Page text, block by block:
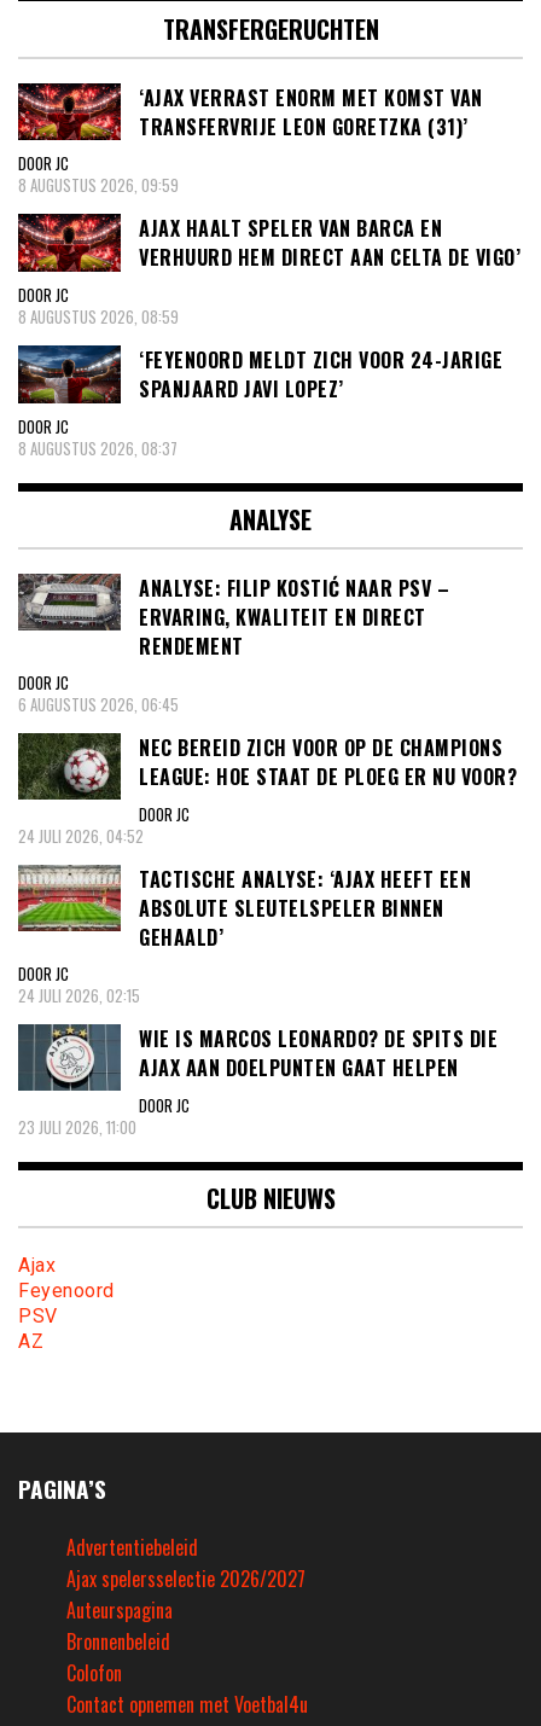
TRANSFERGERUCHTEN
‘AJAX VERRAST ENORM MET KOMST VAN
TRANSFERVRIJE LEON GORETZKA (31)’
DOOR JC
8 AUGUSTUS 2026, 09:59
AJAX HAALT SPELER VAN BARCA EN
VERHUURD HEM DIRECT AAN CELTA DE VIGO’
DOOR JC
8 AUGUSTUS 2026, 08:59
‘FEYENOORD MELDT ZICH VOOR 24-JARIGE
SPANJAARD JAVI LOPEZ’
DOOR JC
8 AUGUSTUS 2026, 08:37
ANALYSE
ANALYSE: FILIP KOSTIĆ NAAR PSV –
ERVARING, KWALITEIT EN DIRECT
RENDEMENT
DOOR JC
6 AUGUSTUS 2026, 06:45
NEC BEREID ZICH VOOR OP DE CHAMPIONS
LEAGUE: HOE STAAT DE PLOEG ER NU VOOR?
DOOR JC
24 JULI 2026, 04:52
TACTISCHE ANALYSE: ‘AJAX HEEFT EEN
ABSOLUTE SLEUTELSPELER BINNEN
GEHAALD’
DOOR JC
24 JULI 2026, 02:15
WIE IS MARCOS LEONARDO? DE SPITS DIE
AJAX AAN DOELPUNTEN GAAT HELPEN
DOOR JC
23 JULI 2026, 11:00
CLUB NIEUWS
Ajax
Feyenoord
PSV
AZ
PAGINA’S
Advertentiebeleid
Ajax spelersselectie 2026/2027
Auteurspagina
Bronnenbeleid
Colofon
Contact opnemen met Voetbal4u